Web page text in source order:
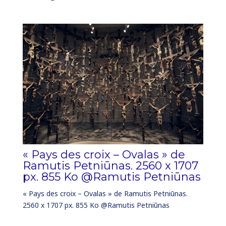
« Pays des croix – Ovalas » de
Ramutis Petniūnas. 2560 x 1707
px. 855 Ko @Ramutis Petniūnas
« Pays des croix – Ovalas » de Ramutis Petniūnas.
2560 x 1707 px. 855 Ko @Ramutis Petniūnas